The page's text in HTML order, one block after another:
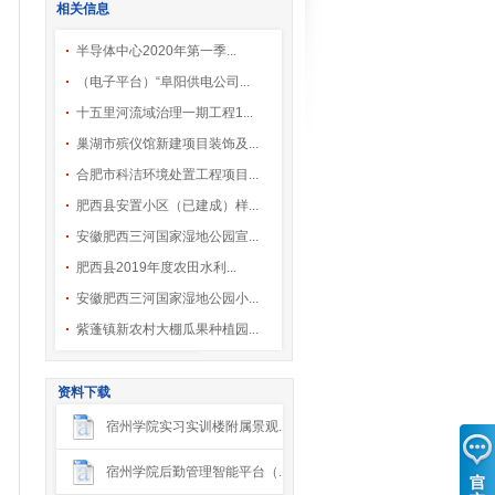
相关信息
半导体中心2020年第一季...
（电子平台）“阜阳供电公司...
十五里河流域治理一期工程1...
巢湖市殡仪馆新建项目装饰及...
合肥市科洁环境处置工程项目...
肥西县安置小区（已建成）样...
安徽肥西三河国家湿地公园宣...
肥西县2019年度农田水利...
安徽肥西三河国家湿地公园小...
紫蓬镇新农村大棚瓜果种植园...
资料下载
宿州学院实习实训楼附属景观...
宿州学院后勤管理智能平台（...